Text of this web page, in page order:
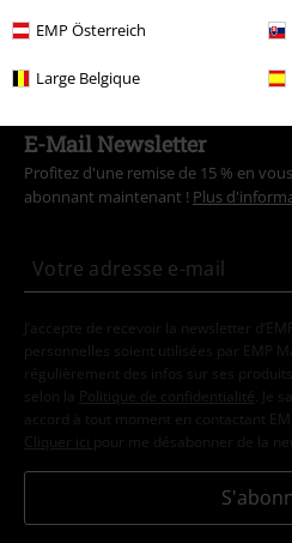
EMP Österreich
Large Belgique
Vêtements de marque
E-Mail Newsletter
Profitez d'une remise de 15 % en vous
abonnant maintenant ! Plus
J’accepte de recevoir la newsletter
personnelles soient utilisées par EMP
régulièrement des infos sur ses
selon la
Politique de confidentialité . Je
accord à tout moment en contactant
Cliquer ici pour me désabonner de la